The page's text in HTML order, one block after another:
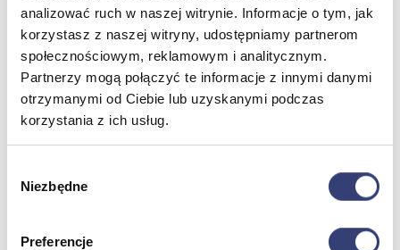
analizować ruch w naszej witrynie. Informacje o tym, jak
korzystasz z naszej witryny, udostępniamy partnerom
społecznościowym, reklamowym i analitycznym.
Partnerzy mogą połączyć te informacje z innymi danymi
otrzymanymi od Ciebie lub uzyskanymi podczas
korzystania z ich usług.
zgody
Niezbędne
Preferencje
Fotele do masażu
Urządzenia
Zdrowie i uroda
Zobacz wszystko
Zobacz wszystko